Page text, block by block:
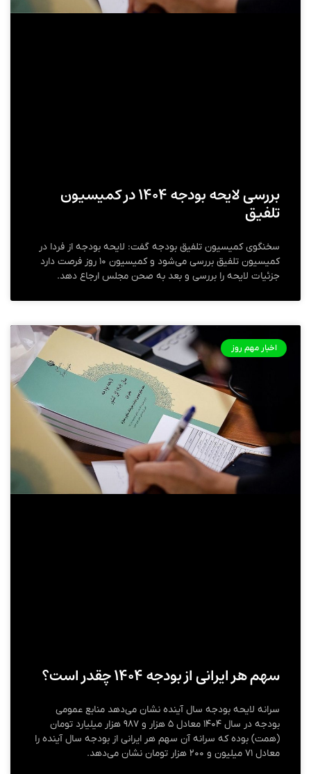
بررسی لایحه بودجه ۱۴۰۴ در کمیسیون
تلفیق
سخنگوی کمیسیون تلفیق بودجه گفت: لایحه بودجه از فردا در
کمیسیون تلفیق بررسی می‌شود و کمیسیون ۱۰ روز فرصت دارد
جزئیات لایحه را بررسی و بعد به صحن مجلس ارجاع دهد.
اخبار مهم روز
سهم هر ایرانی از بودجه ۱۴۰۴ چقدر است؟
سرانه لایحه بودجه سال آینده نشان می‌دهد منابع عمومی
بودجه در سال ۱۴۰۴ معادل ۵ هزار و ۹۸۷ هزار میلیارد تومان
(همت) بوده که سرانه آن سهم هر ایرانی از بودجه سال آینده را
معادل ۷۱ میلیون و ۲۰۰ هزار تومان نشان می‌دهد.